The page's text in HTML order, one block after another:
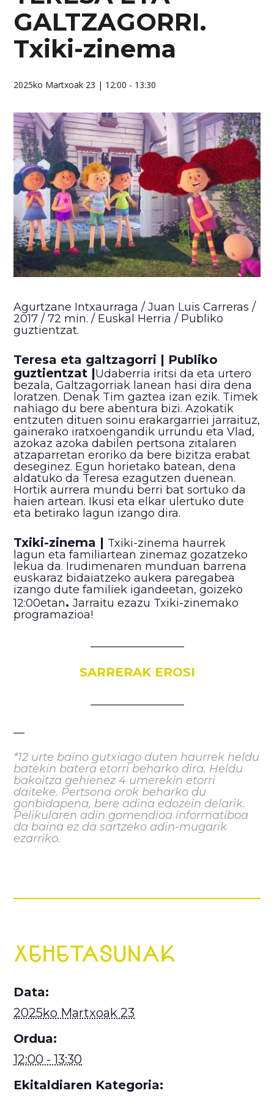
GALTZAGORRI.
Txiki-zinema
2025ko Martxoak 23 | 12:00 - 13:30
Agurtzane Intxaurraga / Juan Luis Carreras /
2017 / 72 min. / Euskal Herria / Publiko
guztientzat.
Teresa eta galtzagorri | Publiko
guztientzat |Udaberria iritsi da eta urtero
bezala, Galtzagorriak lanean hasi dira dena
loratzen. Denak Tim gaztea izan ezik. Timek
nahiago du bere abentura bizi. Azokatik
entzuten dituen soinu erakargarriei jarraituz,
gainerako iratxoengandik urrundu eta Vlad,
azokaz azoka dabilen pertsona zitalaren
atzaparretan eroriko da bere bizitza erabat
deseginez. Egun horietako batean, dena
aldatuko da Teresa ezagutzen duenean.
Hortik aurrera mundu berri bat sortuko da
haien artean. Ikusi eta elkar ulertuko dute
eta betirako lagun izango dira.
Txiki-zinema | Txiki-zinema haurrek
lagun eta familiartean zinemaz gozatzeko
lekua da. Irudimenaren munduan barrena
euskaraz bidaiatzeko aukera paregabea
izango dute familiek igandeetan, goizeko
12:00etan.Jarraitu ezazu Txiki-zinemako
programazioa!
SARRERAK EROSI
*12 urte baino gutxiago duten haurrek heldu
batekin batera etorri beharko dira. Heldu
bakoitza gehienez 4 umerekin etorri
daiteke. Pertsona orok beharko du
gonbidapena, bere adina edozein delarik.
Pelikularen adin gomendioa informatiboa
da baina ez da sartzeko adin-mugarik
ezarriko.
XEHETASUNAK
Data:
2025ko Martxoak 23
Ordua:
12:00 - 13:30
Ekitaldiaren Kategoria: